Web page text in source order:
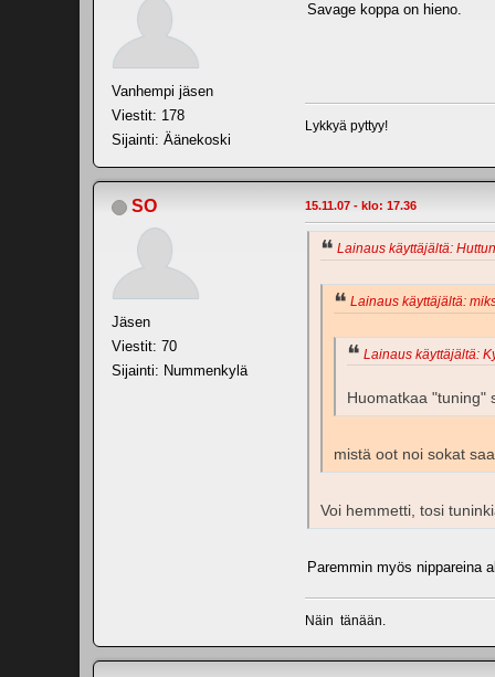
Vanhempi jäsen
Viestit: 178
Sijainti: Äänekoski
Savage koppa on hieno.
Lykkyä pyttyy!
SO
Jäsen
Viestit: 70
Sijainti: Nummenkylä
15.11.07 - klo: 17.36
Lainaus käyttäjältä:
Lainaus käyttäjältä:
Lainaus käyttäjältä:
Huomatkaa "tuning"
mistä oot noi sokat
Voi hemmetti, tosi
Paremmin myös nippareina
Näin tänään.